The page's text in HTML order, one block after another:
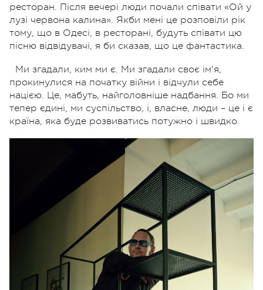
ресторан. Після вечері люди почали співати «Ой у
лузі червона калина». Якби мені це розповіли рік
тому, що в Одесі, в ресторані, будуть співати цю
пісню відвідувачі, я би сказав, що це фантастика.
Ми згадали, ким ми є. Ми згадали своє ім'я,
прокинулися на початку війни і відчули себе
нацією. Це, мабуть, найголовніше надбання. Бо ми
тепер єдині, ми суспільство, і, власне, люди – це і є
країна, яка буде розвиватись потужно і швидко.